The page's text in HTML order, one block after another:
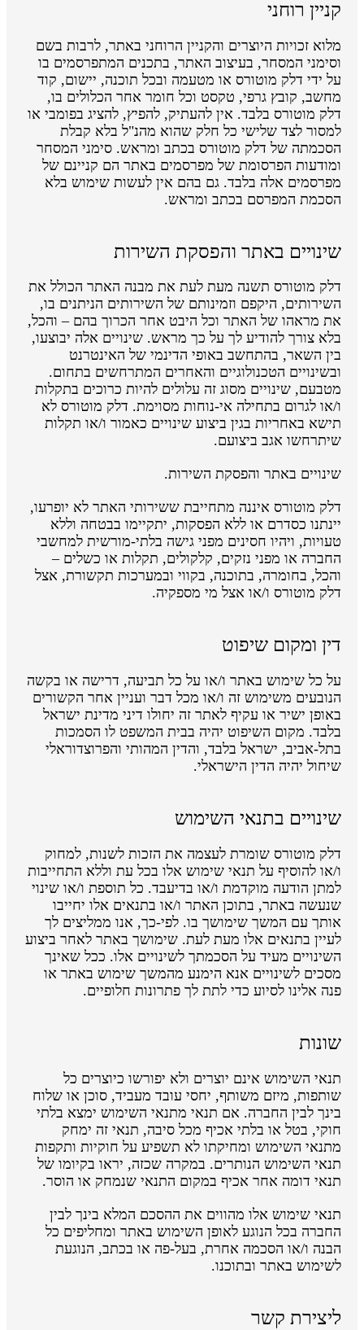
קניין רוחני
מלוא זכויות היוצרים והקניין הרוחני באתר, לרבות בשם
וסימני המסחר, בעיצוב האתר, בתכנים המתפרסמים בו
על ידי דלק מוטורס או מטעמה ובכל תוכנה, יישום, קוד
מחשב, קובץ גרפי, טקסט וכל חומר אחר הכלולים בו,
דלק מוטורס בלבד. אין להעתיק, להפיץ, להציג בפומבי או
למסור לצד שלישי כל חלק שהוא מהנ"ל בלא קבלת
הסכמתה של דלק מוטורס בכתב ומראש. סימני המסחר
ומודעות הפרסומת של מפרסמים באתר הם קניינם של
מפרסמים אלה בלבד. גם בהם אין לעשות שימוש בלא
הסכמת המפרסם בכתב ומראש.
שינויים באתר והפסקת השירות
דלק מוטורס תשנה מעת לעת את מבנה האתר הכולל את
השירותים, היקפם וזמינותם של השירותים הניתנים בו,
את מראהו של האתר וכל היבט אחר הכרוך בהם – והכל,
בלא צורך להודיע לך על כך מראש. שינויים אלה יבוצעו,
בין השאר, בהתחשב באופי הדינמי של האינטרנט
ובשינויים הטכנולוגיים והאחרים המתרחשים בתחום.
מטבעם, שינויים מסוג זה עלולים להיות כרוכים בתקלות
ו/או לגרום בתחילה אי-נוחות מסוימת. דלק מוטורס לא
תישא באחריות בגין ביצוע שינויים כאמור ו/או תקלות
שיתרחשו אגב ביצועם.
שינויים באתר והפסקת השירות.
דלק מוטורס איננה מתחייבת ששירותי האתר לא יופרעו,
יינתנו כסדרם או ללא הפסקות, יתקיימו בבטחה וללא
טעויות, ויהיו חסינים מפני גישה בלתי-מורשית למחשבי
החברה או מפני נזקים, קלקולים, תקלות או כשלים –
והכל, בחומרה, בתוכנה, בקווי ובמערכות תקשורת, אצל
דלק מוטורס ו/או אצל מי מספקיה.
דין ומקום שיפוט
על כל שימוש באתר ו/או על כל תביעה, דרישה או בקשה
הנובעים משימוש זה ו/או מכל דבר ועניין אחר הקשורים
באופן ישיר או עקיף לאתר זה יחולו דיני מדינת ישראל
בלבד. מקום השיפוט יהיה בבית המשפט לו הסמכות
בתל-אביב, ישראל בלבד, והדין המהותי והפרוצדוראלי
שיחול יהיה הדין הישראלי.
שינויים בתנאי השימוש
דלק מוטורס שומרת לעצמה את הזכות לשנות, למחוק
ו/או להוסיף על תנאי שימוש אלו בכל עת וללא התחייבות
למתן הודעה מוקדמת ו/או בדיעבד. כל תוספת ו/או שינוי
שנעשה באתר, בתוכן האתר ו/או בתנאים אלו יחייבו
אותך עם המשך שימושך בו. לפי-כך, אנו ממליצים לך
לעיין בתנאים אלו מעת לעת. שימושך באתר לאחר ביצוע
השינויים מעיד על הסכמתך לשינויים אלו. ככל שאינך
מסכים לשינויים אנא הימנע מהמשך שימוש באתר או
פנה אלינו לסיוע כדי לתת לך פתרונות חלופיים.
שונות
תנאי השימוש אינם יוצרים ולא יפורשו כיוצרים כל
שותפות, מיזם משותף, יחסי עובד מעביד, סוכן או שלוח
בינך לבין החברה. אם תנאי מתנאי השימוש ימצא בלתי
חוקי, בטל או בלתי אכיף מכל סיבה, תנאי זה ימחק
מתנאי השימוש ומחיקתו לא תשפיע על חוקיות ותקפות
תנאי השימוש הנותרים. במקרה שכזה, יראו בקיומו של
תנאי דומה אחר אכיף במקום התנאי שנמחק או הוסר.
תנאי שימוש אלו מהווים את ההסכם המלא בינך לבין
החברה בכל הנוגע לאופן השימוש באתר ומחליפים כל
הבנה ו/או הסכמה אחרת, בעל-פה או בכתב, הנוגעת
לשימוש באתר ובתוכנו.
ליצירת קשר